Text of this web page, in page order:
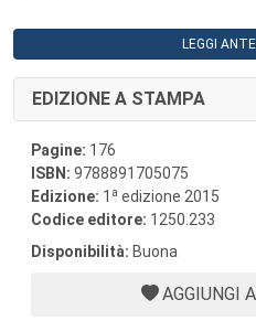
LEGGI
EDIZIONE A STAMPA
Pagine: 176
ISBN: 9788891705075
Edizione: 1 a edizione 2015
Codice editore: 1250.233
Disponibilità: Buona
AGGIUNGI